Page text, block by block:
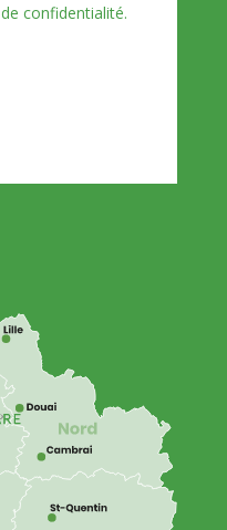
confidentialité.